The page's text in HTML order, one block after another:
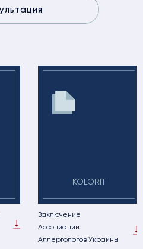
KOLORIT
Заключение
Ассоциации
Аллергологов Украины